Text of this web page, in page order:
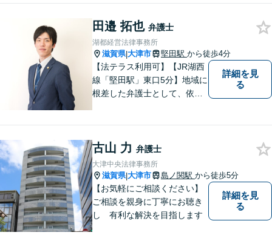
田邉 拓也 弁護士
湖都経営法律事務所
滋賀県|大津市 堅田駅 から徒歩4分
【法テラス利用可】【JR湖西
線「堅田駅」東口5分】地域に
根差した弁護士として、依頼
ます。弁護士に依頼するのは
敷居が高いとお考えの方も、
まずは一度ご相談ください。
詳細を見
る
古山 力 弁護士
大津中央法律事務所
滋賀県|大津市 島ノ関駅 から徒歩5分
【お気軽にご相談ください】
ご相談を親身に丁寧にお聴き
し 有利な解決を目指します
詳細を見
る